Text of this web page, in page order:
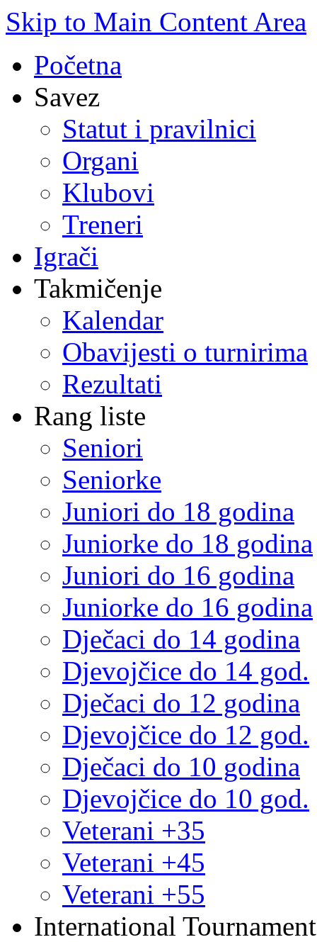
Skip to Main Content Area
Početna
Savez
Statut i pravilnici
Organi
Klubovi
Treneri
Igrači
Takmičenje
Kalendar
Obavijesti o turnirima
Rezultati
Rang liste
Seniori
Seniorke
Juniori do 18 godina
Juniorke do 18 godina
Juniori do 16 godina
Juniorke do 16 godina
Dječaci do 14 godina
Djevojčice do 14 god.
Dječaci do 12 godina
Djevojčice do 12 god.
Dječaci do 10 godina
Djevojčice do 10 god.
Veterani +35
Veterani +45
Veterani +55
International